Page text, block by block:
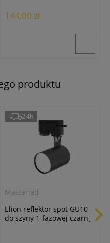
144,00 zł
produktu
Masterled
Elion reflektor spot GU10
do szyny 1-fazowej czarny
24h